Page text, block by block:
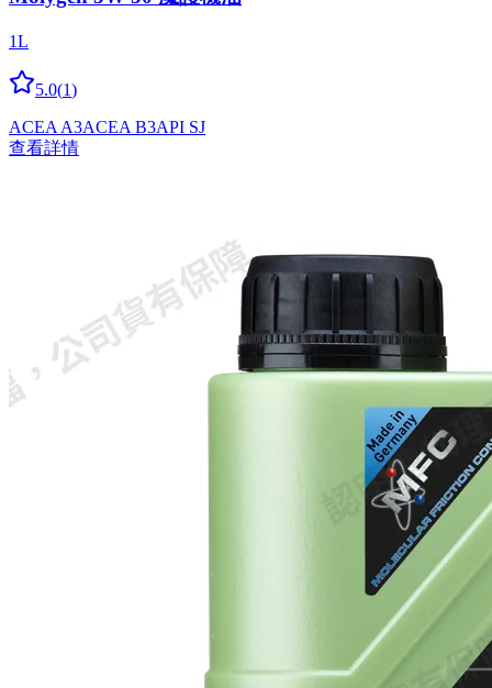
1L
5.0(1)
ACEA A3ACEA B3API SJ
查看詳情